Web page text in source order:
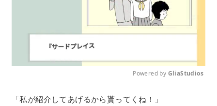
Powered by GliaStudios
「私が紹介してあげるから貰ってくね！」